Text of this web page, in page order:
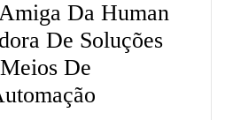
Da Human
De Soluções
De